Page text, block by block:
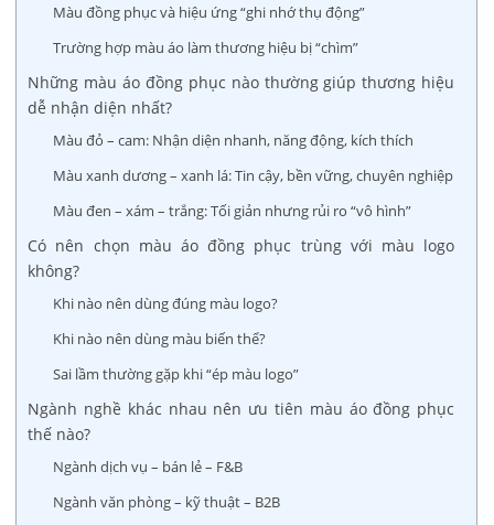
Màu đồng phục và hiệu ứng “ghi nhớ thụ động”
Trường hợp màu áo làm thương hiệu bị “chìm”
Những màu áo đồng phục nào thường giúp thương hiệu
dễ nhận diện nhất?
Màu đỏ – cam: Nhận diện nhanh, năng động, kích thích
Màu xanh dương – xanh lá: Tin cậy, bền vững, chuyên nghiệp
Màu đen – xám – trắng: Tối giản nhưng rủi ro “vô hình”
Có nên chọn màu áo đồng phục trùng với màu logo
không?
Khi nào nên dùng đúng màu logo?
Khi nào nên dùng màu biến thể?
Sai lầm thường gặp khi “ép màu logo”
Ngành nghề khác nhau nên ưu tiên màu áo đồng phục
thế nào?
Ngành dịch vụ – bán lẻ – F&B
Ngành văn phòng – kỹ thuật – B2B